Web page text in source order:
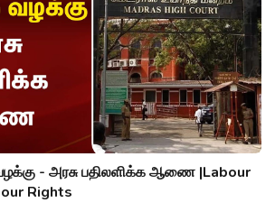
- அரசு பதிலளிக்க ஆணை |Labour
Rights